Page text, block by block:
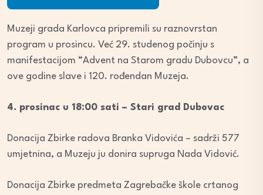
Muzeji grada Karlovca pripremili su raznovrstan
program u prosincu. Već 29. studenog počinju s
manifestacijom “Advent na Starom gradu Dubovcu”, a
ove godine slave i 120. rođendan Muzeja.
4. prosinac u 18:00 sati – Stari grad Dubovac
Donacija Zbirke radova Branka Vidovića – sadrži 577
umjetnina, a Muzeju ju donira supruga Nada Vidović.
Donacija Zbirke predmeta Zagrebačke škole crtanog